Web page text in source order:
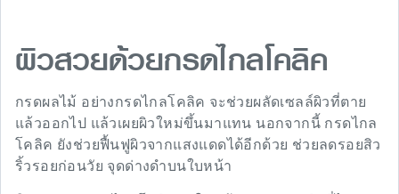
ผิวสวยด้วยกรดไกลโคลิค
กรดผลไม้ อย่างกรดไกลโคลิค จะช่วยผลัดเซลล์ผิวที่ตาย
แล้วออกไป แล้วเผยผิวใหม่ขึ้นมาแทน นอกจากนี้ กรดไกล
โคลิค ยังช่วยฟื้นฟูผิวจากแสงแดดได้อีกด้วย ช่วยลดรอยสิว
ริ้วรอยก่อนวัย จุดด่างดำบนใบหน้า